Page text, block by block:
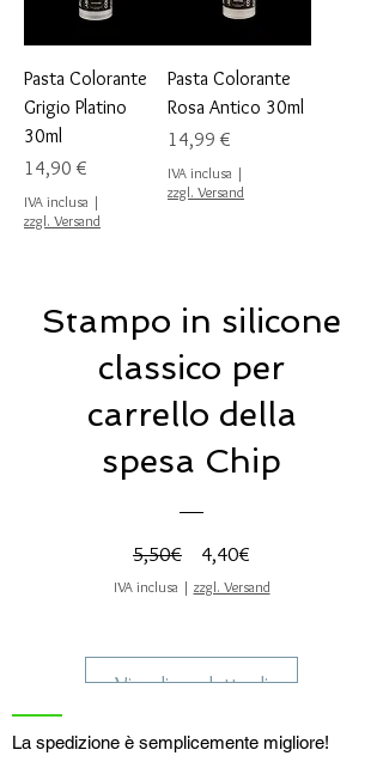
Pasta Colorante
Grigio Platino
30ml
Prezzo
14,90 €
IVA inclusa |
zzgl. Versand
Pasta Colorante
Rosa Antico 30ml
Prezzo
14,99 €
IVA inclusa |
zzgl. Versand
Stampo in silicone
classico per
carrello della
spesa Chip
5,50€
Prezzo
regolare
4,40€
scontato
IVA inclusa | zzgl. Versand
Visualizza dettagli
La spedizione è semplicemente migliore!